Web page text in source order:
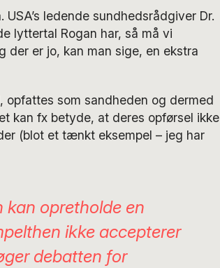
ledende sundhedsrådgiver Dr.
lyttertal Rogan har, så må vi
der er jo, kan man sige, en ekstra
opfattes som sandheden og dermed
kan fx betyde, at deres opførsel ikke
(blot et tænkt eksempel – jeg har
opretholde en
ikke accepterer
debatten for